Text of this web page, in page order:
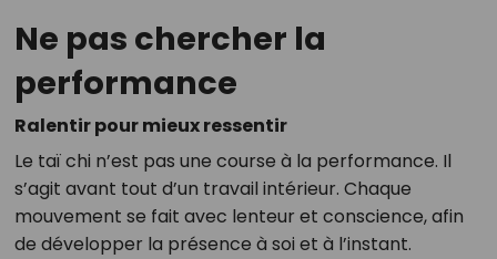
Ne pas chercher la
performance
Ralentir pour mieux ressentir
Le taï chi n’est pas une course à la performance. Il
s’agit avant tout d’un travail intérieur. Chaque
mouvement se fait avec lenteur et conscience, afin
de développer la présence à soi et à l’instant.